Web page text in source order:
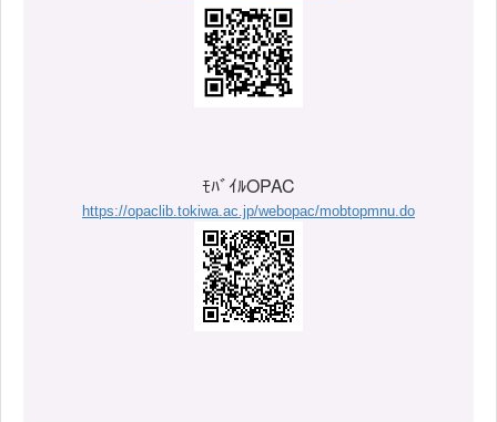
ﾓﾊﾞｲﾙOPAC
https://opaclib.tokiwa.ac.jp/webopac/mobtopmnu.do